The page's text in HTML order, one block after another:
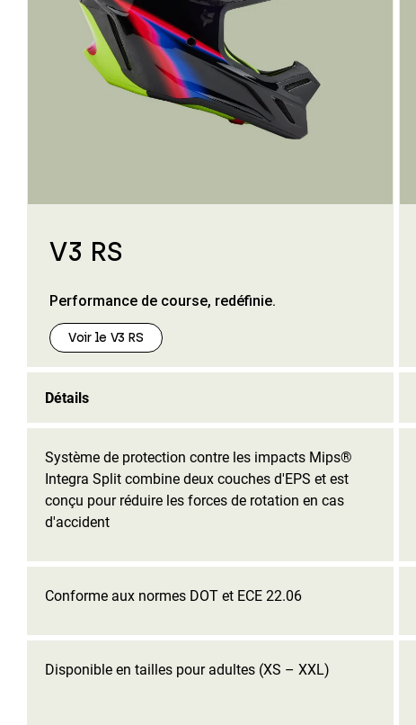
V3 RS
Performance de course, redéfinie.
Voir le V3 RS
Détails
Système de protection contre les impacts Mips®
Integra Split combine deux couches d'EPS et est
conçu pour réduire les forces de rotation en cas
d'accident
Conforme aux normes DOT et ECE 22.06
Disponible en tailles pour adultes (XS – XXL)